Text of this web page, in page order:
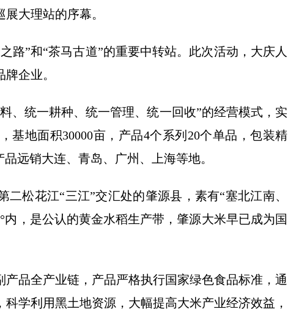
大理站的序幕。
路”和“茶马古道”的重要中转站。此次活动，大庆人
企业。
、统一耕种、统一管理、统一回收”的经营模式，实
基地面积30000亩，产品4个系列20个单品，包装精
远销大连、青岛、广州、上海等地。
松花江“三江”交汇处的肇源县，素有“塞北江南、
，是公认的黄金水稻生产带，肇源大米早已成为国
品全产业链，产品严格执行国家绿色食品标准，通
学利用黑土地资源，大幅提高大米产业经济效益，